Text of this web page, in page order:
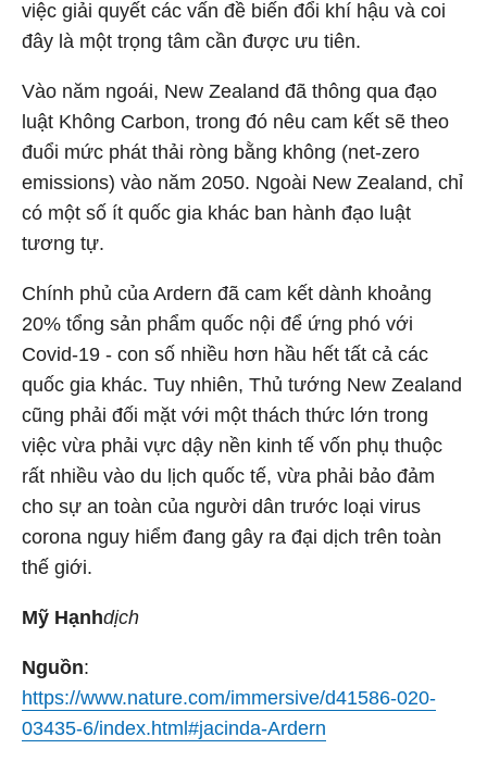
việc giải quyết các vấn đề biến đổi khí hậu và coi
đây là một trọng tâm cần được ưu tiên.
Vào năm ngoái, New Zealand đã thông qua đạo
luật Không Carbon, trong đó nêu cam kết sẽ theo
đuổi mức phát thải ròng bằng không (net-zero
emissions) vào năm 2050. Ngoài New Zealand, chỉ
có một số ít quốc gia khác ban hành đạo luật
tương tự.
Chính phủ của Ardern đã cam kết dành khoảng
20% tổng sản phẩm quốc nội để ứng phó với
Covid-19 - con số nhiều hơn hầu hết tất cả các
quốc gia khác. Tuy nhiên, Thủ tướng New Zealand
cũng phải đối mặt với một thách thức lớn trong
việc vừa phải vực dậy nền kinh tế vốn phụ thuộc
rất nhiều vào du lịch quốc tế, vừa phải bảo đảm
cho sự an toàn của người dân trước loại virus
corona nguy hiểm đang gây ra đại dịch trên toàn
thế giới.
Mỹ Hạnhdịch
Nguồn:
https://www.nature.com/immersive/d41586-020-
03435-6/index.html#jacinda-Ardern